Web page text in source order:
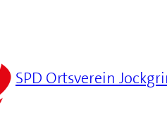
SPD Ortsverein